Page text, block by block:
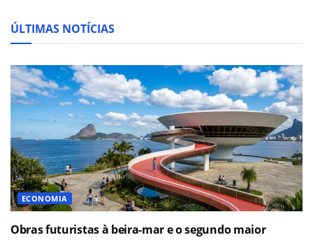
ÚLTIMAS NOTÍCIAS
ECONOMIA
Obras futuristas à beira-mar e o segundo maior